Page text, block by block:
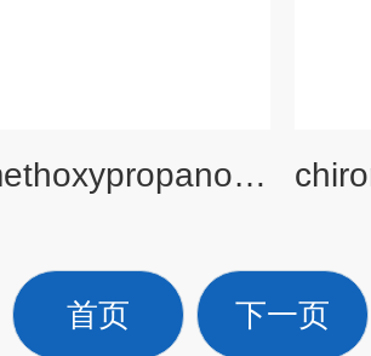
chiron2-methoxypropanol标准品（1589-47-5）
首页 下一页